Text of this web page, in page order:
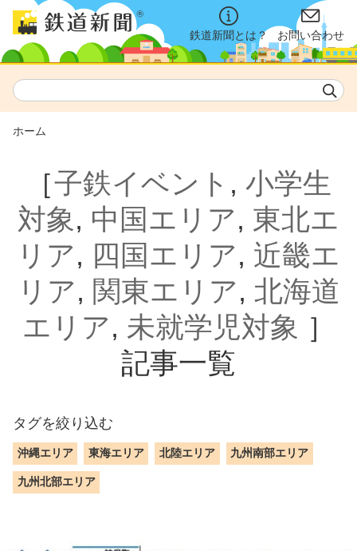
鉄道新聞とは？ お問い合わせ
ホーム
［子鉄イベント , 小学生
対象, 中国エリア, 東北エ
リア, 四国エリア, 近畿エ
リア, 関東エリア, 北海道
エリア, 未就学児対象 ］
記事一覧
タグを絞り込む
沖縄エリア 東海エリア 北陸エリア 九州南部エリア
九州北部エリア